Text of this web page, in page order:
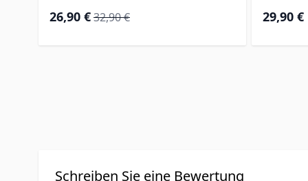
Special Price
26,90 € Regular Price
32,90 € 29,90 €
Schreiben Sie eine Bewertung